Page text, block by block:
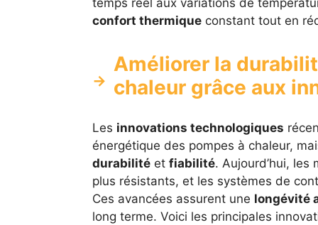
temps réel aux variations de
confort thermiqueconstant tout en
Améliorer la
chaleur grâce aux
Les innovations technologiques
énergétique des pompes à chaleur,
durabilitéet fiabilité. Aujourd’hui,
plus résistants, et les systèmes de
Ces avancées assurent une longévité
long terme. Voici les principales